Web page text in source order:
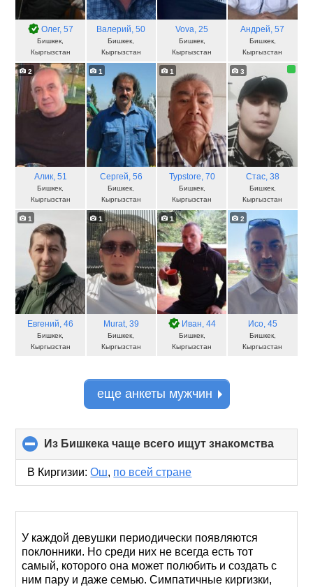
Олег, 57
Бишкек,
Кыргызстан
Валерий, 50
Бишкек,
Кыргызстан
Vova, 25
Бишкек,
Кыргызстан
Андрей, 57
Бишкек,
Кыргызстан
2
Алик, 51
Бишкек,
Кыргызстан
1
Сергей, 56
Бишкек,
Кыргызстан
1
Typstore, 70
Бишкек,
Кыргызстан
3
Стас, 38
Бишкек,
Кыргызстан
1
Евгений, 46
Бишкек,
Кыргызстан
1
Murat, 39
Бишкек,
Кыргызстан
1
Иван, 44
Бишкек,
Кыргызстан
2
Исо, 45
Бишкек,
Кыргызстан
еще анкеты мужчин
Из Бишкека чаще всего ищут знакомства
to
В Киргизии: Ош, по всей стране
У каждой девушки периодически появляются
поклонники. Но среди них не всегда есть тот
самый, которого она может полюбить и создать с
ним пару и даже семью. Симпатичные киргизки,